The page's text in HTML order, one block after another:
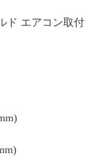
ド エアコン取付